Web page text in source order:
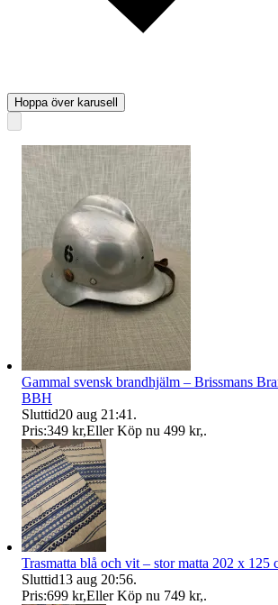
Hoppa över karusell
Gammal svensk brandhjälm – Brissmans
BBH
Sluttid20 aug 21:41 .
Pris:349 kr,Eller Köp nu 499 kr,.
Trasmatta blå och vit – stor matta 202 x 125
Sluttid13 aug 20:56.
Pris:699 kr,Eller Köp nu 749 kr,.